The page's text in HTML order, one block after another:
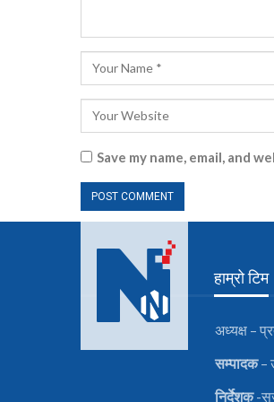
Save my name, email, and
हाम्रो टिम
अध्यक्ष –
सम्पादक–
निर्देशक-